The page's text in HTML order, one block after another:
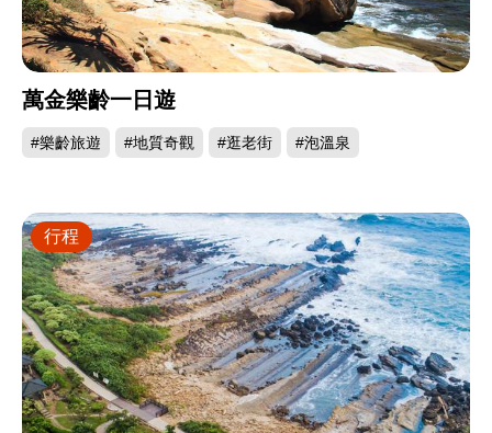
萬金樂齡一日遊
#樂齡旅遊 #地質奇觀 #逛老街 #泡溫泉
行程